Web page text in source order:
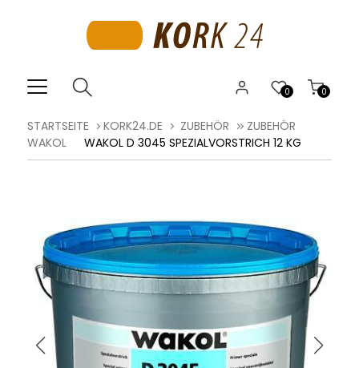
0
0
STARTSEITE KORK24.DE ZUBEHÖR
ZUBEHÖR
WAKOL
WAKOL D 3045 SPEZIALVORSTRICH 12 KG